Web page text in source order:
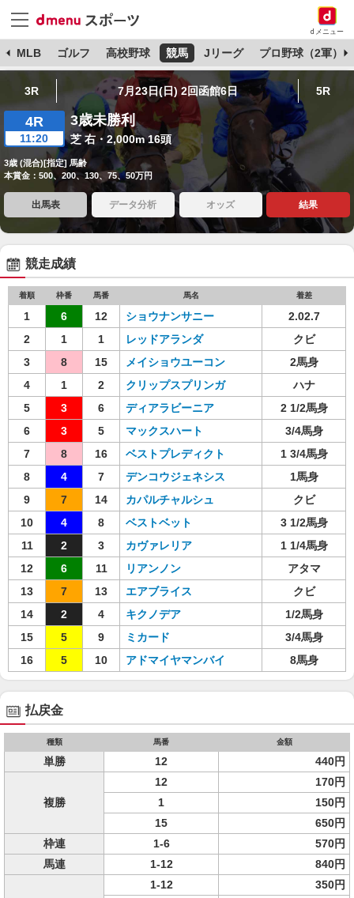
dメニュー
MLB ゴルフ 高校野球 競馬 Jリーグ プロ野球（2軍）
3R 7月23日(日) 2回函館6日 5R
4R
11:20
3歳未勝利
芝 右・2,000m 16頭
3歳 (混合)[指定] 馬齢
本賞金：500、200、130、75、50万円
出馬表 データ分析 オッズ 結果
競走成績
着順 枠番 馬番 馬名 着差
1 6 12 ショウナンサニー
2.02.7
2
1 1 レッドアランダ
クビ
3
8 15 メイショウユーコン
2馬身
4
1 2 クリップスプリンガ
ハナ
5
3 6 ディアラビーニア
2 1/2馬身
6
3 5 マックスハート
3/4馬身
7
8 16 ベストプレディクト
1 3/4馬身
8
4 7 デンコウジェネシス
1馬身
9
7 14 カパルチャルシュ
クビ
10
4 8 ベストベット
3 1/2馬身
11
2 3 カヴァレリア
1 1/4馬身
12
6 11 リアンノン
アタマ
13
7 13 エアブライス
クビ
14
2 4 キクノデア
1/2馬身
15
5 9 ミカード
3/4馬身
16
5 10 アドマイヤマンバイ 8馬身
払戻金
種類 馬番 金額
単勝 12 440円
複勝
12
170円
1
150円
15
650円
枠連
1-6
570円
馬連
1-12 840円
1-12
350円